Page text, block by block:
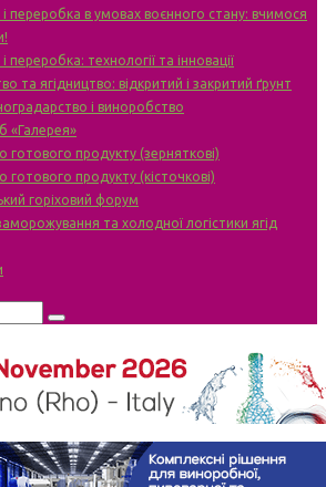
і переробка в умовах воєнного стану: вчимося
переробка: технології та інновації
та ягідництво: відкритий і закритий ґрунт
і виноробство
«Галерея»
готового продукту (зерняткові)
готового продукту (кісточкові)
горіховий форум
та холодної логістики ягід